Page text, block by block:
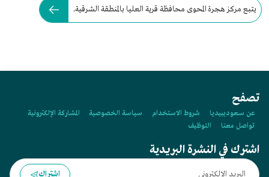
يتبع مركز هجرة المحوى محافظة قرية العليا بالمنطقة الشرقية.
تصفح
عن سعوديبيديا شروط الاستخدام سياسة الخصوصية
المشاركة الإلكترونية
تواصل معنا
التوظيف
اشترك في النشرة البريدية
اشتراك